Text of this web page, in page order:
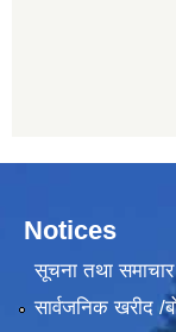
Notices
सूचना तथा समाचार
सार्वजनिक खरीद /